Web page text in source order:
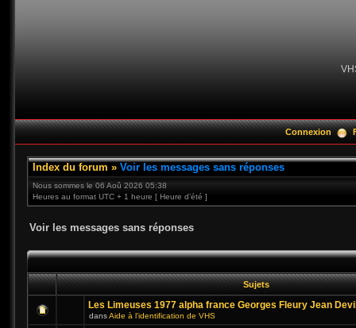
Connexion
Index du forum » Voir les messages sans réponses
Nous sommes le 06 Aoû 2026 05:38
Heures au format UTC + 1 heure [ Heure d’été ]
Voir les messages sans réponses
Sujets
Les Limeuses 1977 alpha france Georges Fleury Jean
dansAide à l'identification de VHS